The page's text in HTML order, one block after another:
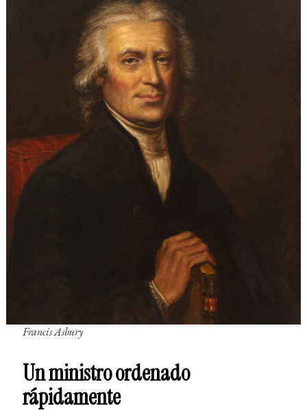
Francis Asbury
Un ministro ordenado
rápidamente